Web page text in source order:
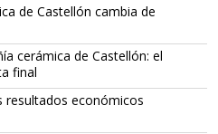
de Castellón cambia de
cerámica de Castellón: el
final
resultados económicos